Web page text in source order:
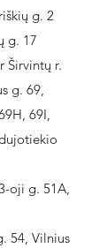
g. 2
g. 17
Širvintų r.
g. 69,
69I,
oji g. 51A,
54, Vilnius